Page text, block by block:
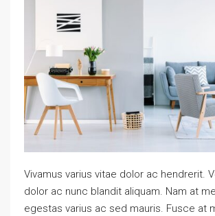
Vivamus varius vitae dolor ac hendrerit.
dolor ac nunc blandit aliquam. Nam at
egestas varius ac sed mauris. Fusce at